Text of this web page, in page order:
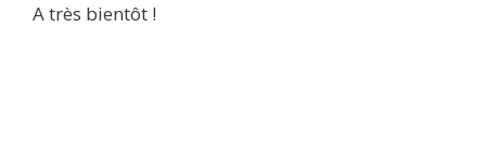
A très bientôt !